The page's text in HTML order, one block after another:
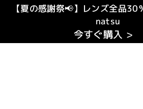
【夏の感謝祭📢】レンズ全品
natsu
今すぐ購入 >